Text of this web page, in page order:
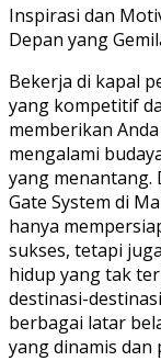
Inspirasi dan
Depan yang
Bekerja di kapal
yang kompetitif
memberikan
mengalami
yang menantang.
Gate System di
hanya
sukses, tetapi
hidup yang tak
destinasi-
berbagai latar
yang dinamis dan